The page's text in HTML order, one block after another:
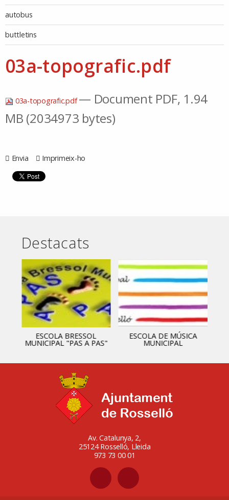
autobus
buttletins
03a-topografic.pdf
03a-topografic.pdf— Document PDF, 1.94
MB (2034973 bytes)
Envia Imprimeix-ho
Destacats
ESCOLA BRESSOL
MUNICIPAL "PAS A PAS"
ESCOLA DE MÚSICA
MUNICIPAL
Av. Catalunya, 2,
25124 Rosselló, Lleida
973 73 00 01